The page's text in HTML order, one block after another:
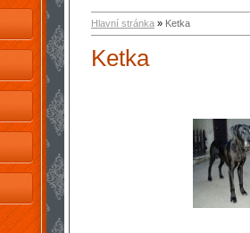
Hlavní stránka » Ketka
Ketka